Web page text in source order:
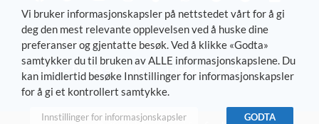
Visit MIFF in other languages
Svenska– Dansk–Deutsch–Íslenska–English
Vi bruker informasjonskapsler på nettstedet vårt for å gi
deg den mest relevante opplevelsen ved å huske dine
preferanser og gjentatte besøk. Ved å klikke «Godta»
samtykker du til bruken av ALLE informasjonskapslene. Du
kan imidlertid besøke Innstillinger for informasjonskapsler
for å gi et kontrollert samtykke.
Innstillinger for informasjonskapsler GODTA